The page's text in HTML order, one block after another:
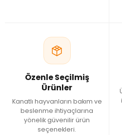
Özenle Seçilmiş
Ürünler
Kanatlı hayvanların bakım ve
beslenme ihtiyaçlarına
yönelik güvenilir ürün
seçenekleri.